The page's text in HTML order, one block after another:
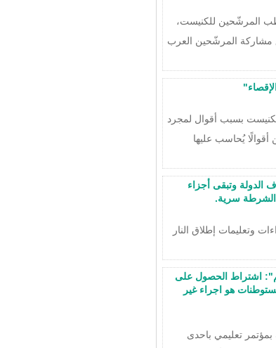
المرشّحين للكنيست،
المرشّحين العرب
بسبب أقوال لمجرد
أقوالًا يُحاسب عليها
الدولة وتبقى أجزاء
الشرطة سرية.
وتعليمات إطلاق النار
اشتراط الحصول على
هو اجراء غير
تعليمي باحدى